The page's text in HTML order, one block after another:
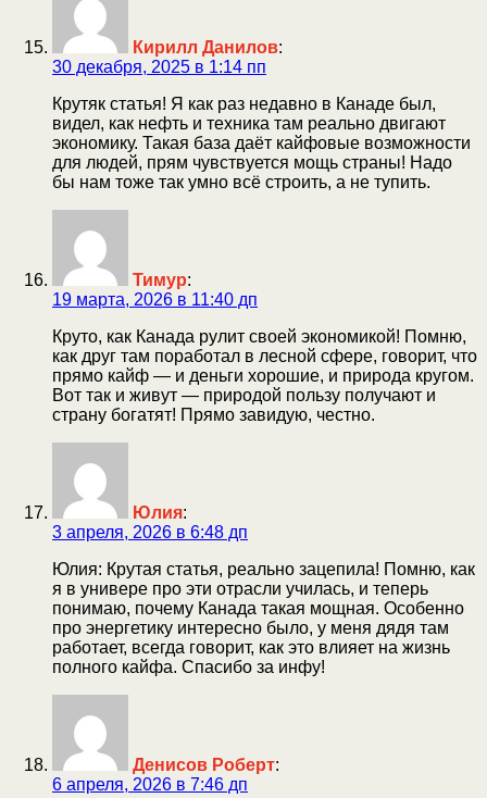
Кирилл Данилов:
30 декабря, 2025 в 1:14 пп
Крутяк статья! Я как раз недавно в Канаде был,
видел, как нефть и техника там реально двигают
экономику. Такая база даёт кайфовые возможности
для людей, прям чувствуется мощь страны! Надо
бы нам тоже так умно всё строить, а не тупить.
Тимур:
19 марта, 2026 в 11:40 дп
Круто, как Канада рулит своей экономикой! Помню,
как друг там поработал в лесной сфере, говорит, что
прямо кайф — и деньги хорошие, и природа кругом.
Вот так и живут — природой пользу получают и
страну богатят! Прямо завидую, честно.
Юлия:
3 апреля, 2026 в 6:48 дп
Юлия: Крутая статья, реально зацепила! Помню, как
я в универе про эти отрасли училась, и теперь
понимаю, почему Канада такая мощная. Особенно
про энергетику интересно было, у меня дядя там
работает, всегда говорит, как это влияет на жизнь
полного кайфа. Спасибо за инфу!
Денисов Роберт:
6 апреля, 2026 в 7:46 дп